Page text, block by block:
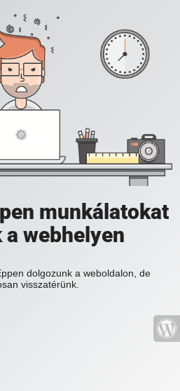
munkálatokat
webhelyen
dolgozunk a weboldalon, de
visszatérünk.